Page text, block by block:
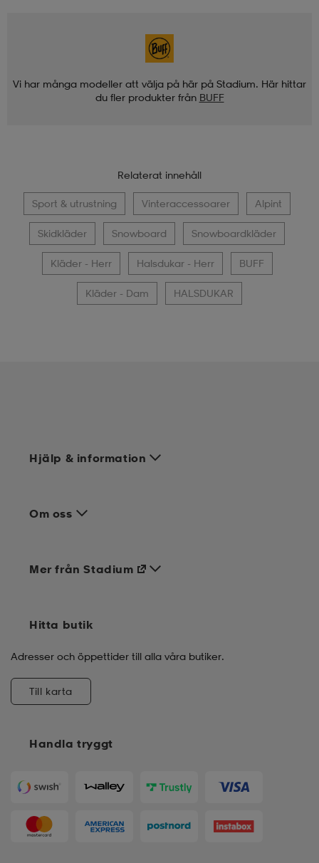
Vi har många modeller att välja på här på Stadium. Här hittar
du fler produkter från BUFF
Relaterat innehåll
Sport & utrustning Vinteraccessoarer Alpint
Skidkläder Snowboard Snowboardkläder
Kläder - Herr Halsdukar - Herr BUFF
Kläder - Dam HALSDUKAR
Hjälp & information
Om oss
Handla tryggt
Mer från Stadium
Hitta butik
Adresser och öppettider till alla våra butiker.
Till karta